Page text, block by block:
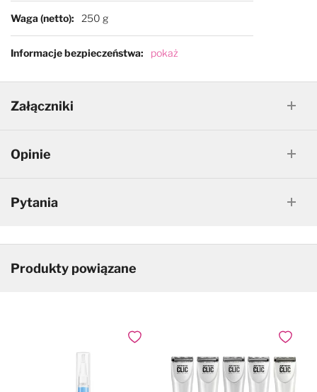
Waga (netto) 250 g
Informacje bezpieczeństwa pokaż
Załączniki
Opinie
Pytania
Produkty powiązane
Dodaj do ulubionych Dodaj